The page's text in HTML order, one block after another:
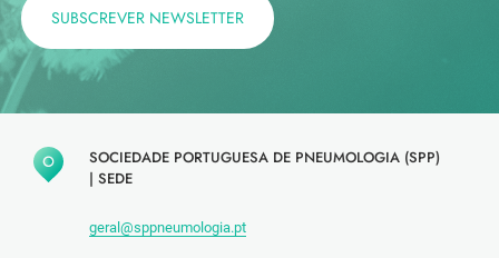
SUBSCREVER NEWSLETTER
SOCIEDADE PORTUGUESA DE PNEUMOLOGIA (SPP)
| SEDE
geral@sppneumologia.pt